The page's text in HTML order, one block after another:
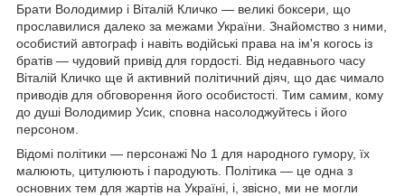
Брати Володимир і Віталій Кличко — великі боксери, що
прославилися далеко за межами України. Знайомство з ними,
особистий автограф і навіть водійські права на ім'я когось із
братів — чудовий привід для гордості. Від недавнього часу
Віталій Кличко ще й активний політичний діяч, що дає чимало
приводів для обговорення його особистості. Тим самим, кому
до душі Володимир Усик, сповна насолоджуйтесь і його
персоном.
Відомі політики — персонажі No 1 для народного гумору, їх
малюють, цитулюють і пародують. Політика — це одна з
основних тем для жартів на Україні, і, звісно, ми не могли